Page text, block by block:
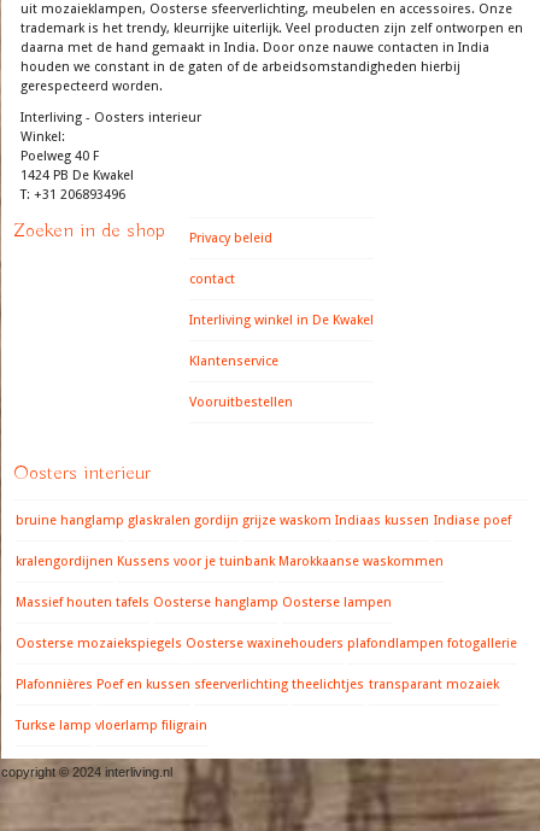
uit mozaieklampen, Oosterse sfeerverlichting, meubelen en accessoires. Onze
trademark is het trendy, kleurrijke uiterlijk. Veel producten zijn zelf ontworpen en
daarna met de hand gemaakt in India. Door onze nauwe contacten in India
houden we constant in de gaten of de arbeidsomstandigheden hierbij
gerespecteerd worden.
Interliving - Oosters interieur
Winkel:
Poelweg 40 F
1424 PB De Kwakel
T: +31 206893496
Zoeken in de shop Privacy beleid
contact
Interliving winkel in De Kwakel
Klantenservice
Vooruitbestellen
Oosters interieur
bruine hanglamp glaskralen gordijn grijze waskom Indiaas kussen Indiase poef
kralengordijnen Kussens voor je tuinbank Marokkaanse waskommen
Massief houten tafels Oosterse hanglamp Oosterse lampen
Oosterse mozaiekspiegels Oosterse waxinehouders plafondlampen fotogallerie
Plafonnières Poef en kussen sfeerverlichting theelichtjes transparant mozaiek
Turkse lamp vloerlamp filigrain
copyright © 2024 interliving.nl